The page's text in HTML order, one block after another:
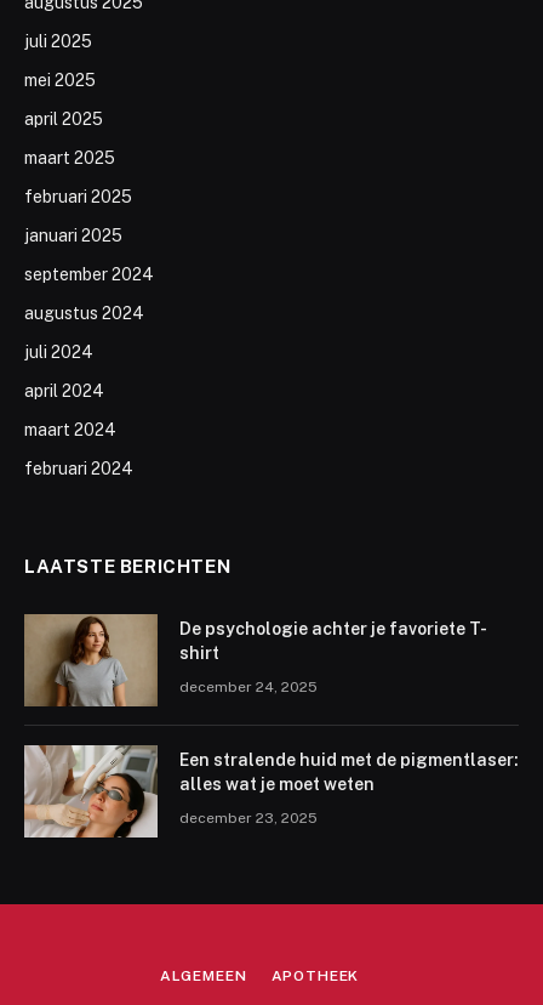
juli 2025
mei 2025
april 2025
maart 2025
februari 2025
januari 2025
september 2024
augustus 2024
juli 2024
april 2024
maart 2024
februari 2024
LAATSTE BERICHTEN
De psychologie achter je favoriete T-
shirt
december 24, 2025
Een stralende huid met de pigmentlaser:
alles wat je moet weten
december 23, 2025
ALGEMEEN APOTHEEK